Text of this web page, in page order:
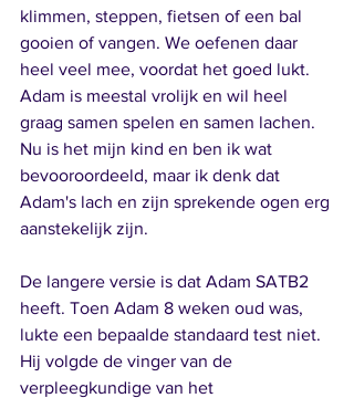
klimmen, steppen, fietsen of een bal
gooien of vangen. We oefenen daar
heel veel mee, voordat het goed lukt.
Adam is meestal vrolijk en wil heel
graag samen spelen en samen lachen.
Nu is het mijn kind en ben ik wat
bevooroordeeld, maar ik denk dat
Adam's lach en zijn sprekende ogen erg
aanstekelijk zijn.
De langere versie is dat Adam SATB2
heeft. Toen Adam 8 weken oud was,
lukte een bepaalde standaard test niet.
Hij volgde de vinger van de
verpleegkundige van het